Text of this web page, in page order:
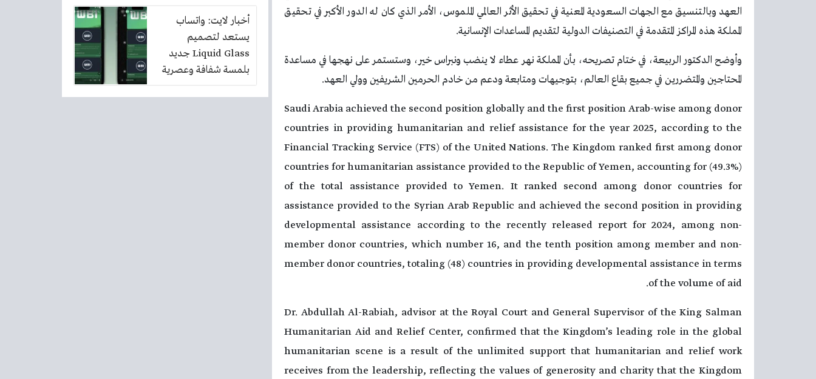
العهد وبالتنسيق مع الجهات السعودية المعنية في تحقيق الأثر العالمي الملموس، الأمر الذي كان له الدور الأكبر في تحقيق
المملكة هذه المراكز المتقدمة في التصنيفات الدولية لتقديم المساعدات الإنسانية.
وأوضح الدكتور الربيعة، في ختام تصريحه، بأن المملكة نهر عطاء لا ينضب ونبراس خير، وستستمر على نهجها في مساعدة
المحتاجين والمتضررين في جميع بقاع العالم، بتوجيهات ومتابعة ودعم من خادم الحرمين الشريفين وولي العهد.
Saudi Arabia achieved the second position globally and the first position Arab-wise among donor
countries in providing humanitarian and relief assistance for the year 2025, according to the
Financial Tracking Service (FTS) of the United Nations. The Kingdom ranked first among donor
countries for humanitarian assistance provided to the Republic of Yemen, accounting for (49.3%)
of the total assistance provided to Yemen. It ranked second among donor countries for
assistance provided to the Syrian Arab Republic and achieved the second position in providing
developmental assistance according to the recently released report for 2024, among non-
member donor countries, which number 16, and the tenth position among member and non-
member donor countries, totaling (48) countries in providing developmental assistance in terms
of the volume of aid.
Dr. Abdullah Al-Rabiah, advisor at the Royal Court and General Supervisor of the King Salman
Humanitarian Aid and Relief Center, confirmed that the Kingdom’s leading role in the global
humanitarian scene is a result of the unlimited support that humanitarian and relief work
receives from the leadership, reflecting the values of generosity and charity that the Kingdom
أخبار لايت: واتساب
يستعد لتصميم
Liquid Glass جديد
بلمسة شفافة وعصرية